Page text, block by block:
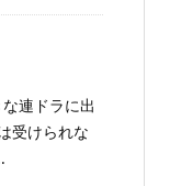
連ドラに出
受けられな